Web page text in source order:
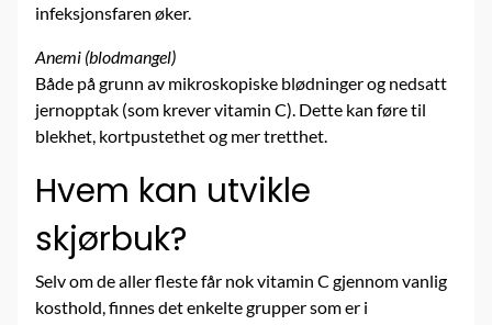
infeksjonsfaren øker.
Anemi (blodmangel)
Både på grunn av mikroskopiske blødninger og nedsatt
jernopptak (som krever vitamin C). Dette kan føre til
blekhet, kortpustethet og mer tretthet.
Hvem kan utvikle
skjørbuk?
Selv om de aller fleste får nok vitamin C gjennom vanlig
kosthold, finnes det enkelte grupper som er i